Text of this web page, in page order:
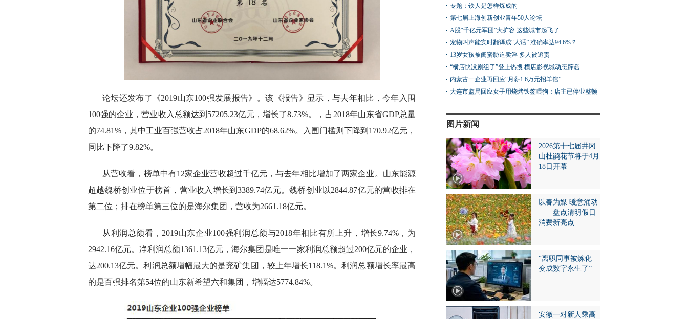
论坛还发布了《2019山东100强发展报告》。该《报告》显示，与去年相比，今年入围
100强的企业，营业收入总额达到57205.23亿元，增长了8.73%。，占2018年山东省GDP总量
的74.81%，其中工业百强营收占2018年山东GDP的68.62%。入围门槛则下降到170.92亿元，
同比下降了9.82%。
从营收看，榜单中有12家企业营收超过千亿元，与去年相比增加了两家企业。山东能源
超越魏桥创业位于榜首，营业收入增长到3389.74亿元。魏桥创业以2844.87亿元的营收排在
第二位；排在榜单第三位的是海尔集团，营收为2661.18亿元。
从利润总额看，2019山东企业100强利润总额与2018年相比有所上升，增长9.74%，为
2942.16亿元。净利润总额1361.13亿元，海尔集团是唯一一家利润总额超过200亿元的企业，
达200.13亿元。利润总额增幅最大的是兖矿集团，较上年增长118.1%。利润总额增长率最高
的是百强排名第54位的山东新希望六和集团，增幅达5774.84%。
专题：铁人是怎样炼成的
第七届上海创新创业青年50人论坛
A股“千亿元军团”大扩容 这些城市起飞了
宠物叫声能实时翻译成“人话” 准确率达94.6%？
13岁女孩被闺蜜胁迫卖淫 多人被追责
“横店快没剧组了”登上热搜 横店影视城动态辟谣
内蒙古一企业再回应“月薪1.6万元招羊倌”
大连市监局回应女子用烧烤铁签喂狗：店主已停业整顿
图片新闻
2026第十七届井冈
山杜鹃花节将于4月
18日开幕
以春为媒 暖意涌动
——盘点清明假日
消费新亮点
“离职同事被炼化
变成数字永生了”
安徽一对新人乘高